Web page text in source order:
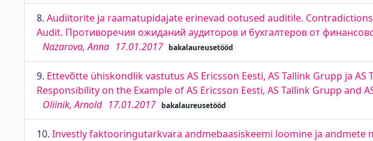
8. Audiitorite ja raamatupidajate erinevad ootused auditile.
Audit. Противоречия ожиданий аудиторов и бухгалтеров от
Nazarova, Anna 17.01.2017 bakalaureusetööd
9. Ettevõtte ühiskondlik vastutus AS Ericsson Eesti, AS Tallink Grupp ja
Responsibility on the Example of AS Ericsson Eesti, AS Tallink Grupp and
Oliinik, Arnold 17.01.2017 bakalaureusetööd
10. Investly faktooringutarkvara andmebaasiskeemi loomine ja